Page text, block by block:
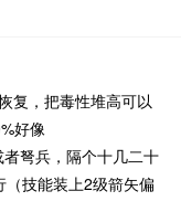
复，把毒性堆高可以
好像
弩兵，隔个十几二十
技能装上2级箭矢偏